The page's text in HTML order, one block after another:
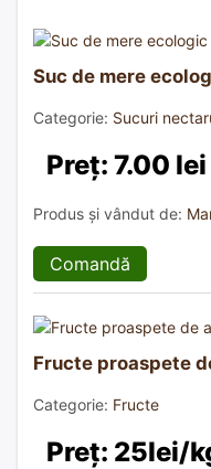
Suc de mere
Categorie: Sucuri
Preț: 7.00 lei
Produs și vândut de:
Comandă
Fructe proaspete
Categorie: Fructe
Preț: 25lei/